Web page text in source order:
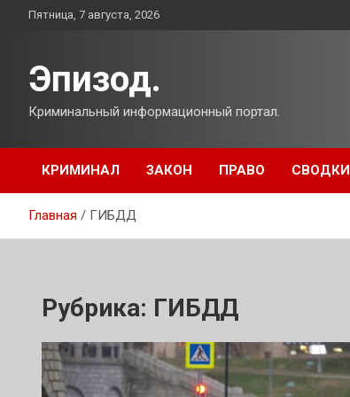
ПерейтиПятница, 7 августа, 2026
Эпизод.
Криминальный информационный портал.
КРИМИНАЛ ЗАКОН ПРАВО СВОДКИ
Главная ГИБДД
Рубрика: ГИБДД